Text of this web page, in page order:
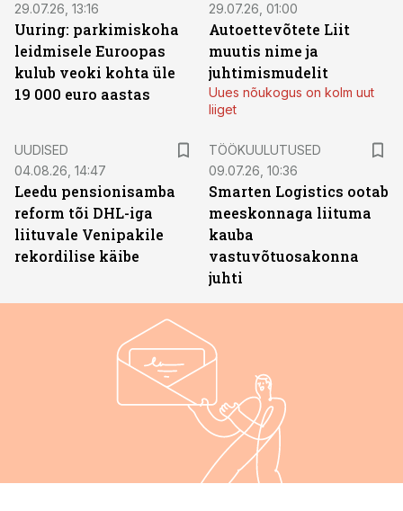
29.07.26, 13:16
Uuring: parkimiskoha
leidmisele Euroopas
kulub veoki kohta üle
19 000 euro aastas
29.07.26, 01:00
Autoettevõtete Liit
muutis nime ja
juhtimismudelit
Uues nõukogus on kolm uut
liiget
UUDISED
04.08.26, 14:47
Leedu pensionisamba
reform tõi DHL-iga
liituvale Venipakile
rekordilise käibe
TÖÖKUULUTUSED
09.07.26, 10:36
Smarten Logistics ootab
meeskonnaga liituma
kauba
vastuvõtuosakonna
juhti